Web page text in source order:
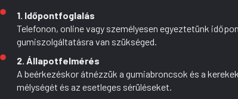
1. Időpontfoglalás
Telefonon, online vagy személyesen egyeztetünk
gumiszolgáltatásra van szükséged.
2. Állapotfelmérés
A beérkezéskor átnézzük a gumiabroncsok és a
mélységét és az esetleges sérüléseket.